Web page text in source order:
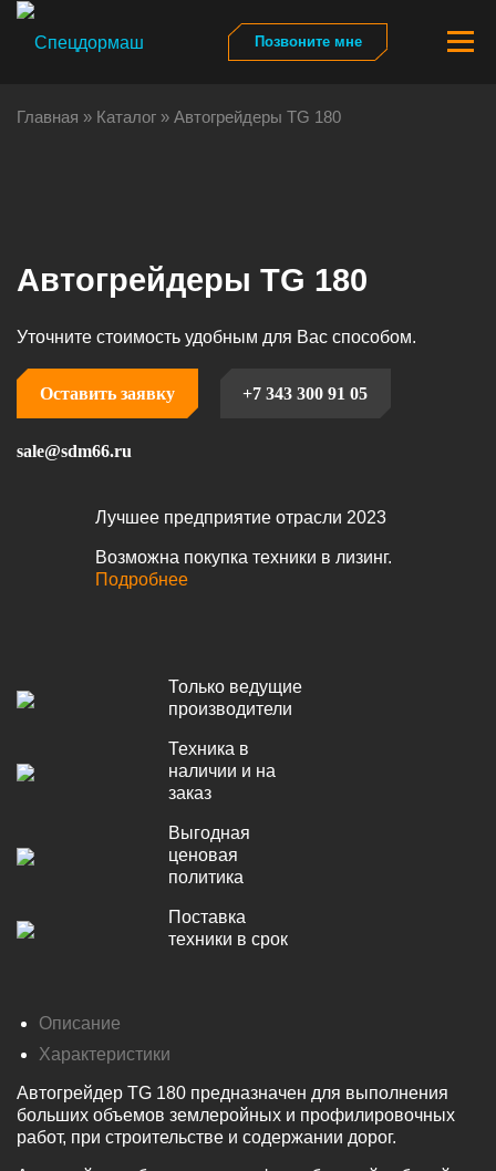
Перейти
содержимому
Меню
Позвоните мне
Главная » Каталог » Автогрейдеры TG 180
Автогрейдеры TG 180
Уточните стоимость удобным для Вас способом.
Оставить заявку +7 343 300 91 05
sale@sdm66.ru
Лучшее предприятие отрасли 2023
Возможна покупка техники в лизинг.
Подробнее
Только ведущие
производители
Техника в
наличии и на
заказ
Выгодная
ценовая
политика
Поставка
техники в срок
Описание
Характеристики
Автогрейдер TG 180 предназначен для выполнения
больших объемов землеройных и профилировочных
работ, при строительстве и содержании дорог.